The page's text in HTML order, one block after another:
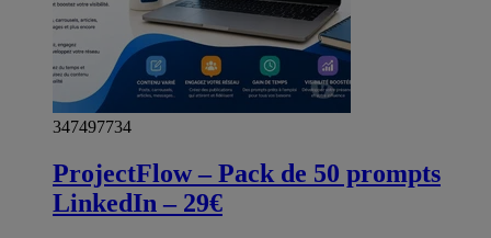
347497734
ProjectFlow – Pack de 50 prompts
LinkedIn – 29€